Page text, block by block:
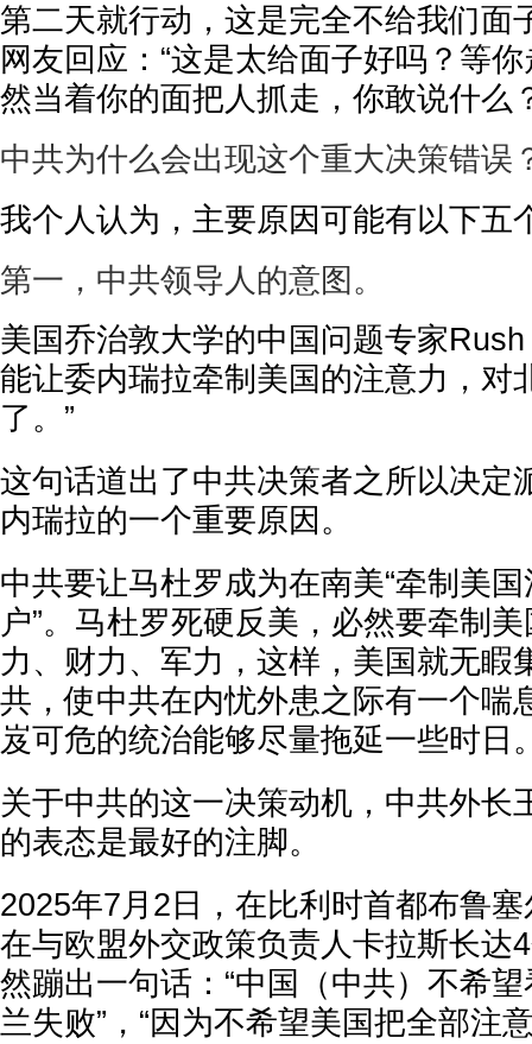
第二天就行动，这是完全不给我们面
网友回应：“这是太给面子好吗？等
然当着你的面把人抓走，你敢说什么
中共为什么会出现这个重大决策错误
我个人认为，主要原因可能有以下五
第一，中共领导人的意图。
美国乔治敦大学的中国问题专家
能让委内瑞拉牵制美国的注意力，对
了。”
这句话道出了中共决策者之所以决定
内瑞拉的一个重要原因。
中共要让马杜罗成为在南美“牵制美国
户”。马杜罗死硬反美，必然要牵制
力、财力、军力，这样，美国就无睱
共，使中共在内忧外患之际有一个喘
岌可危的统治能够尽量拖延一些时日
关于中共的这一决策动机，中共外长
的表态是最好的注脚。
2025年7月2日，在比利时首都布鲁
在与欧盟外交政策负责人卡拉斯长达
然蹦出一句话：“中国（中共）不希
兰失败”，“因为不希望美国把全部注